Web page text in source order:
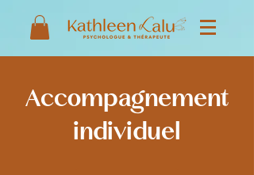
Accompagnement
individuel